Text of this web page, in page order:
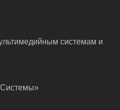
системам и